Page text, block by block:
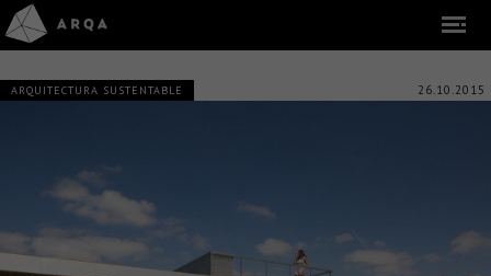
ARQUITECTURA SUSTENTABLE 26.10.2015